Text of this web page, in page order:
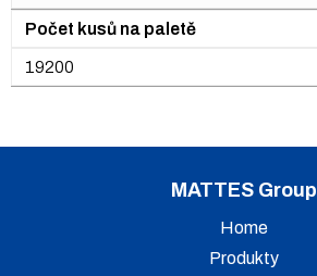
Počet kusů na paletě
19200
MATTES Group
Home
Produkty